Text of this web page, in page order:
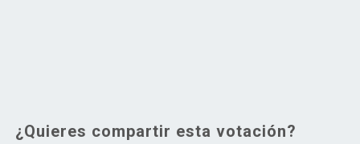
¿Quieres compartir esta votación?